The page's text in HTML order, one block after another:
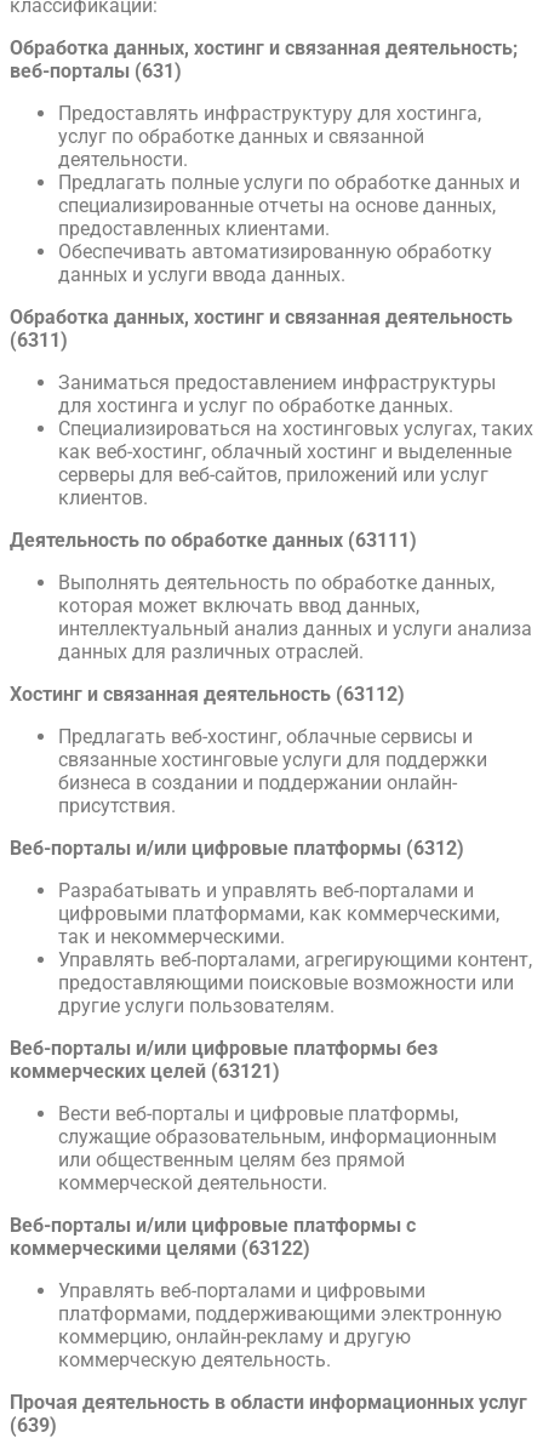
классификации:
Обработка данных, хостинг и связанная деятельность;
веб-порталы (631)
Предоставлять инфраструктуру для хостинга,
услуг по обработке данных и связанной
деятельности.
Предлагать полные услуги по обработке данных и
специализированные отчеты на основе данных,
предоставленных клиентами.
Обеспечивать автоматизированную обработку
данных и услуги ввода данных.
Обработка данных, хостинг и связанная деятельность
(6311)
Заниматься предоставлением инфраструктуры
для хостинга и услуг по обработке данных.
Специализироваться на хостинговых услугах, таких
как веб-хостинг, облачный хостинг и выделенные
серверы для веб-сайтов, приложений или услуг
клиентов.
Деятельность по обработке данных (63111)
Выполнять деятельность по обработке данных,
которая может включать ввод данных,
интеллектуальный анализ данных и услуги анализа
данных для различных отраслей.
Хостинг и связанная деятельность (63112)
Предлагать веб-хостинг, облачные сервисы и
связанные хостинговые услуги для поддержки
бизнеса в создании и поддержании онлайн-
присутствия.
Веб-порталы и/или цифровые платформы (6312)
Разрабатывать и управлять веб-порталами и
цифровыми платформами, как коммерческими,
так и некоммерческими.
Управлять веб-порталами, агрегирующими контент,
предоставляющими поисковые возможности или
другие услуги пользователям.
Веб-порталы и/или цифровые платформы без
коммерческих целей (63121)
Вести веб-порталы и цифровые платформы,
служащие образовательным, информационным
или общественным целям без прямой
коммерческой деятельности.
Веб-порталы и/или цифровые платформы с
коммерческими целями (63122)
Управлять веб-порталами и цифровыми
платформами, поддерживающими электронную
коммерцию, онлайн-рекламу и другую
коммерческую деятельность.
Прочая деятельность в области информационных услуг
(639)